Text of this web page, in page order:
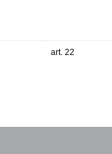
art. 22